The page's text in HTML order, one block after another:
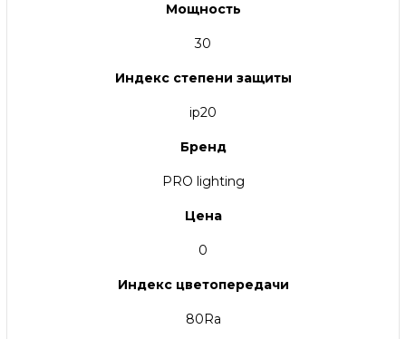
Мощность
30
Индекс степени защиты
ip20
Бренд
PRO lighting
Цена
0
Индекс цветопередачи
80Ra